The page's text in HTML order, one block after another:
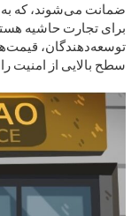
ضمانت می‌شوند، که
برای تجارت حاشیه
توسعه‌دهندگان،
سطح بالایی از امنیت